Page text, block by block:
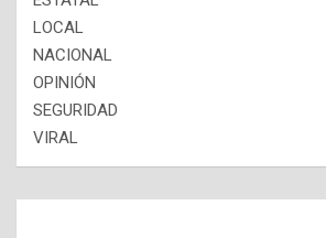
LOCAL
NACIONAL
OPINIÓN
SEGURIDAD
VIRAL